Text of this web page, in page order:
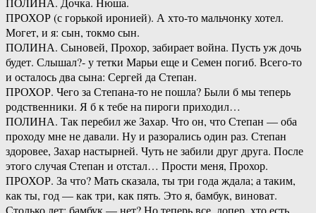
ПРОХОР (с горькой иронией). А хто-то мальчонку хотел.
Могет, и я: сын, токмо сын.
ПОЛИНА. Сыновей, Прохор, забирает война. Пусть уж дочь
будет. Слышал?- у тетки Марьи еще и Семен погиб. Всего-то
и осталось два сына: Сергей да Степан.
ПРОХОР. Чего за Степана-то не пошла? Были б мы теперь
родственники. Я б к тебе на пироги приходил…
ПОЛИНА. Так перебил же Захар. Что он, что Степан — оба
проходу мне не давали. Ну и разорались один раз. Степан
здоровее, Захар настырней. Чуть не забили друг друга. После
этого случая Степан и отстал… Прости меня, Прохор.
ПРОХОР. За что? Мать сказала, ты три года ждала; а таким,
как ты, год — как три, как пять. Это я, бамбук, виноват.